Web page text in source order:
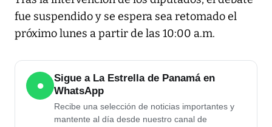
fue suspendido y se espera sea retomado el
próximo lunes a partir de las 10:00 a.m.
●
Sigue a La Estrella de Panamá en
WhatsApp
Recibe una selección de noticias importantes y
mantente al día desde nuestro canal de